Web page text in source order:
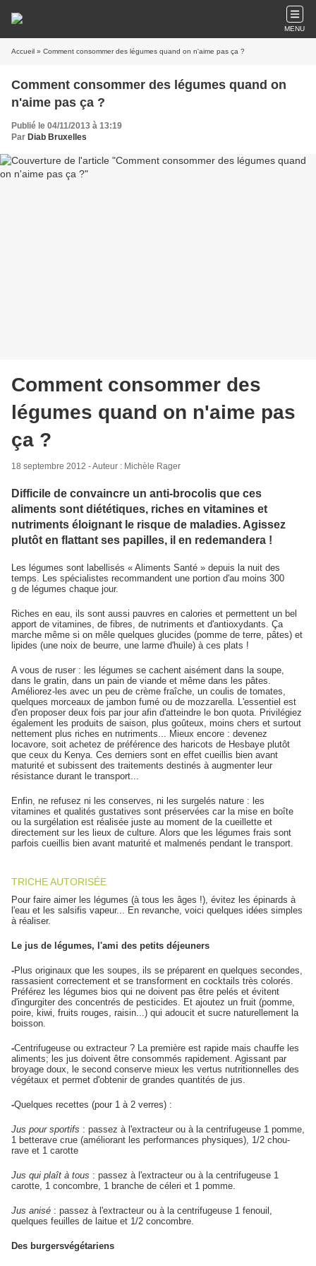
MENU
Accueil » Comment consommer des légumes quand on n'aime pas ça ?
Comment consommer des légumes quand on
n'aime pas ça ?
Publié le 04/11/2013 à 13:19
Par Diab Bruxelles
Comment consommer des
légumes quand on n'aime pas
ça ?
18 septembre 2012 - Auteur : Michèle Rager
Difficile de convaincre un anti-brocolis que ces
aliments sont diététiques, riches en vitamines et
nutriments éloignant le risque de maladies. Agissez
plutôt en flattant ses papilles, il en redemandera !
Les légumes sont labellisés « Aliments Santé » depuis la nuit des
temps. Les spécialistes recommandent une portion d'au moins 300
g de légumes chaque jour.
Riches en eau, ils sont aussi pauvres en calories et permettent un bel
apport de vitamines, de fibres, de nutriments et d'antioxydants. Ça
marche même si on mêle quelques glucides (pomme de terre, pâtes) et
lipides (une noix de beurre, une larme d'huile) à ces plats !
A vous de ruser : les légumes se cachent aisément dans la soupe,
dans le gratin, dans un pain de viande et même dans les pâtes.
Améliorez-les avec un peu de crème fraîche, un coulis de tomates,
quelques morceaux de jambon fumé ou de mozzarella. L'essentiel est
d'en proposer deux fois par jour afin d'atteindre le bon quota. Privilégiez
également les produits de saison, plus goûteux, moins chers et surtout
nettement plus riches en nutriments... Mieux encore : devenez
locavore, soit achetez de préférence des haricots de Hesbaye plutôt
que ceux du Kenya. Ces derniers sont en effet cueillis bien avant
maturité et subissent des traitements destinés à augmenter leur
résistance durant le transport...
Enfin, ne refusez ni les conserves, ni les surgelés nature : les
vitamines et qualités gustatives sont préservées car la mise en boîte
ou la surgélation est réalisée juste au moment de la cueillette et
directement sur les lieux de culture. Alors que les légumes frais sont
parfois cueillis bien avant maturité et malmenés pendant le transport.
TRICHE AUTORISÉE
Pour faire aimer les légumes (à tous les âges !), évitez les épinards à
l'eau et les salsifis vapeur... En revanche, voici quelques idées simples
à réaliser.
Le jus de légumes, l'ami des petits déjeuners
-Plus originaux que les soupes, ils se préparent en quelques secondes,
rassasient correctement et se transforment en cocktails très colorés.
Préférez les légumes bios qui ne doivent pas être pelés et évitent
d'ingurgiter des concentrés de pesticides. Et ajoutez un fruit (pomme,
poire, kiwi, fruits rouges, raisin...) qui adoucit et sucre naturellement la
boisson.
-Centrifugeuse ou extracteur ? La première est rapide mais chauffe les
aliments; les jus doivent être consommés rapidement. Agissant par
broyage doux, le second conserve mieux les vertus nutritionnelles des
végétaux et permet d'obtenir de grandes quantités de jus.
-Quelques recettes (pour 1 à 2 verres) :
Jus pour sportifs : passez à l'extracteur ou à la centrifugeuse 1 pomme,
1 betterave crue (améliorant les performances physiques), 1/2 chou-
rave et 1 carotte
Jus qui plaît à tous : passez à l'extracteur ou à la centrifugeuse 1
carotte, 1 concombre, 1 branche de céleri et 1 pomme.
Jus anisé : passez à l'extracteur ou à la centrifugeuse 1 fenouil,
quelques feuilles de laitue et 1/2 concombre.
Des burgersvégétariens